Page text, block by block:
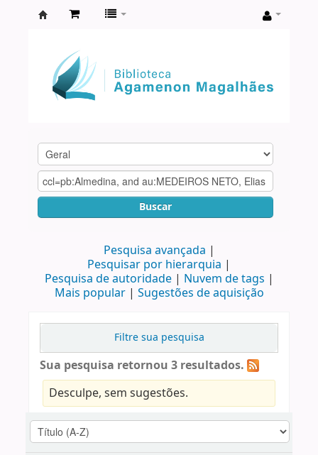
Agamenon
Magalhães
Buscar
Pesquisa avançada
Pesquisar por hierarquia
Pesquisa de autoridade
Nuvem de tags
Mais popular
Sugestões de aquisição
Filtre sua pesquisa
Sua pesquisa retornou 3 resultados.
Desculpe, sem sugestões.